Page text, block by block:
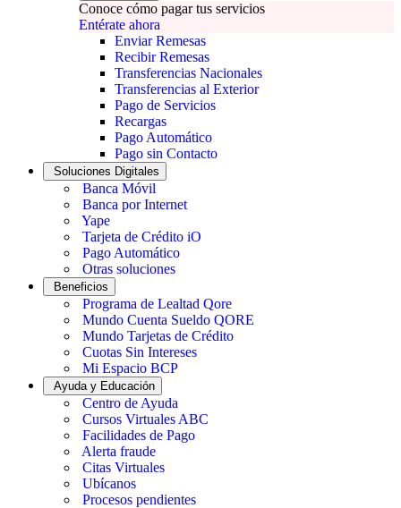
Conoce cómo pagar tus servicios
Entérate ahora
Enviar Remesas
Recibir Remesas
Transferencias Nacionales
Transferencias al Exterior
Pago de Servicios
Recargas
Pago Automático
Pago sin Contacto
Soluciones Digitales
Banca Móvil
Banca por Internet
Yape
Tarjeta de Crédito iO
Pago Automático
Otras soluciones
Beneficios
Programa de Lealtad Qore
Mundo Cuenta Sueldo QORE
Mundo Tarjetas de Crédito
Cuotas Sin Intereses
Mi Espacio BCP
Ayuda y Educación
Centro de Ayuda
Cursos Virtuales ABC
Facilidades de Pago
Alerta fraude
Citas Virtuales
Ubícanos
Procesos pendientes